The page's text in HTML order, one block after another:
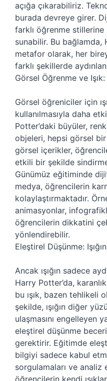
açığa çıkarabiliriz.
burada devreye girer.
farklı öğrenme
sunabilir. Bu bağlamda,
metafor olarak, her
farklı şekillerde
Görsel Öğrenme ve
Görsel öğreniciler için
kullanılmasıyla daha
Potter’daki büyüler,
objeleri, hepsi görsel
görsel içerikler,
etkili bir şekilde
Günümüz eğitiminde
medya, öğrencilerin
kolaylaştırmaktadır.
animasyonlar,
öğrencilerin dikkatini
yönlendirebilir.
Eleştirel Düşünme:
Ancak ışığın sadece
Harry Potter’da,
bu ışık, bazen tehlikeli
şekilde, ışığın diğer
ulaşmasını engelleyen
eleştirel düşünme
gerektirir. Eğitimde
bilgiyi sadece kabul
sorgulamaları ve analiz
öğrencilerin kendi